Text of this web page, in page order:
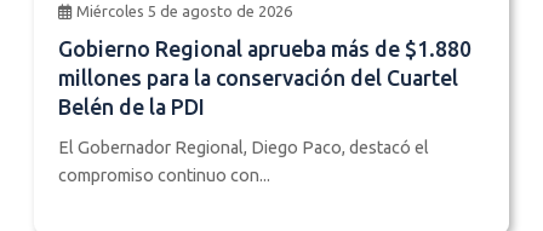
Miércoles 5 de agosto de 2026
Gobierno Regional aprueba más de $1.880
millones para la conservación del Cuartel
Belén de la PDI
El Gobernador Regional, Diego Paco, destacó el
compromiso continuo con...